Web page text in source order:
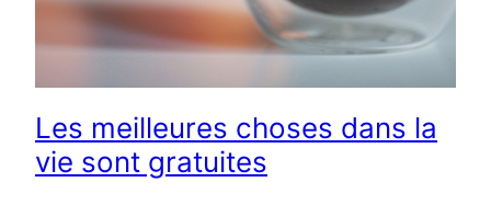
Les meilleures choses dans la
vie sont gratuites